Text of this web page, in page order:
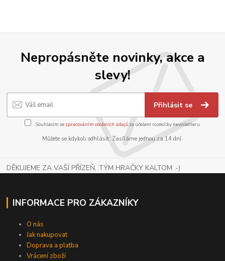
Nepropásněte novinky, akce a
slevy!
Přihlásit se
Souhlasím se zpracováním osobních údajůza účelem rozesílky newsletteru.
Můžete se kdykoli odhlásit. Zasíláme jednou za 14 dní.
DĚKUJEME ZA VAŠÍ PŘÍZEŇ, TÝM HRAČKY KALTOM .-)
INFORMACE PRO ZÁKAZNÍKY
O nás
Jak nakupovat
Doprava a platba
Vrácení zboží